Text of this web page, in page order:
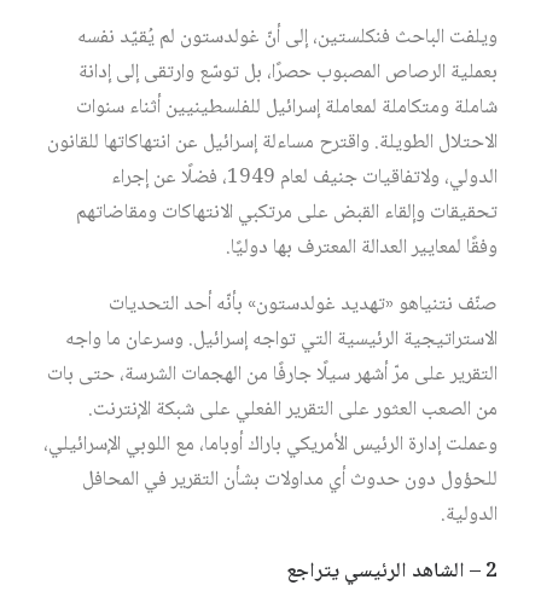
ويلفت الباحث فنكلستين، إلى أنّ غولدستون لم يُقيّد نفسه
بعملية الرصاص المصبوب حصرًا، بل توسّع وارتقى إلى إدانة
شاملة ومتكاملة لمعاملة إسرائيل للفلسطينيين أثناء سنوات
الاحتلال الطويلة. واقترح مساءلة إسرائيل عن انتهاكاتها للقانون
الدولي، ولاتفاقيات جنيف لعام 1949، فضلًا عن إجراء
تحقيقات وإلقاء القبض على مرتكبي الانتهاكات ومقاضاتهم
وفقًا لمعايير العدالة المعترف بها دوليًا.
صنّف نتنياهو «تهديد غولدستون» بأنّه أحد التحديات
الاستراتيجية الرئيسية التي تواجه إسرائيل. وسرعان ما واجه
التقرير على مرّ أشهر سيلًا جارفًا من الهجمات الشرسة، حتى بات
من الصعب العثور على التقرير الفعلي على شبكة الإنترنت.
وعملت إدارة الرئيس الأمريكي باراك أوباما، مع اللوبي الإسرائيلي،
للحؤول دون حدوث أي مداولات بشأن التقرير في المحافل
الدولية.
2 – الشاهد الرئيسي يتراجع